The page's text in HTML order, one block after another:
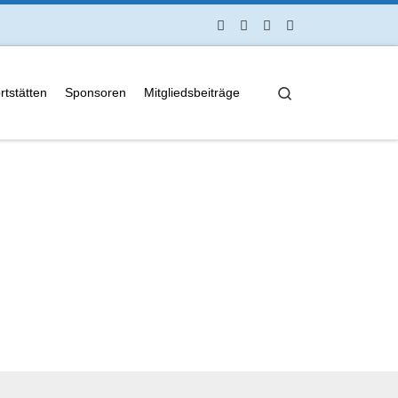
Sponsoren Mitgliedsbeiträge